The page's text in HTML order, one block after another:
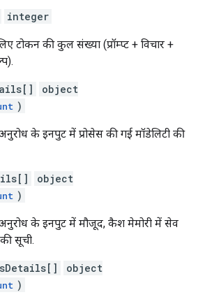
integer
टोकन की कुल संख्या (प्रॉम्प्ट + विचार +
object
)
के इनपुट में प्रोसेस की गई मॉडेलिटी की
object
)
के इनपुट में मौजूद, कैश मेमोरी में सेव
सूची.
object
)